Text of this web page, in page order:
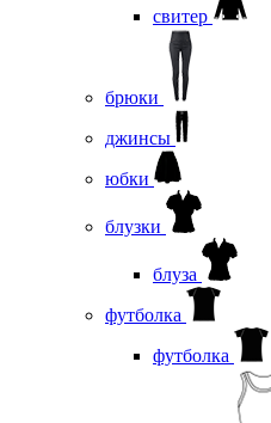
свитер
брюки
джинсы
юбки
блузки
блуза
футболка
футболка